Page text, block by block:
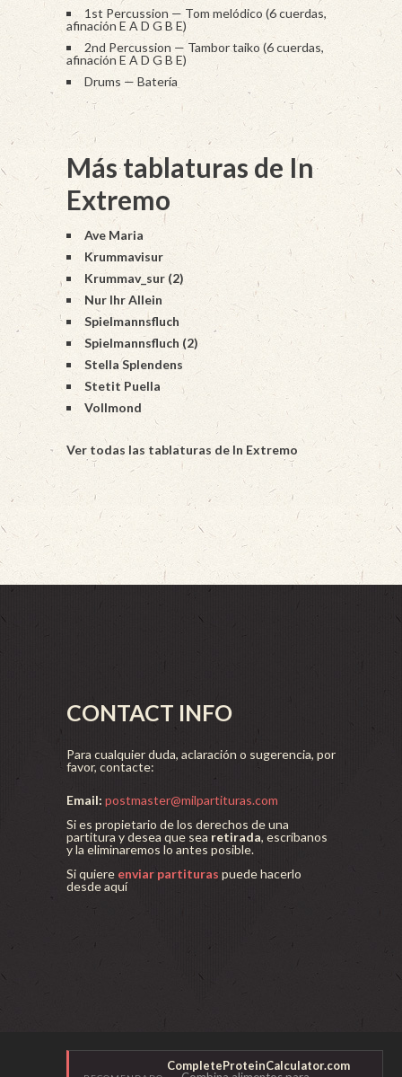
1st Percussion — Tom melódico (6 cuerdas,
afinación E A D G B E)
2nd Percussion — Tambor taiko (6 cuerdas,
afinación E A D G B E)
Drums — Batería
Más tablaturas de In
Extremo
Ave Maria
Krummavisur
Krummav_sur (2)
Nur Ihr Allein
Spielmannsfluch
Spielmannsfluch (2)
Stella Splendens
Stetit Puella
Vollmond
Ver todas las tablaturas de In Extremo
CONTACT INFO
Para cualquier duda, aclaración o sugerencia, por
favor, contacte:
Email: postmaster@milpartituras.com
Si es propietario de los derechos de una
partitura y desea que sea retirada, escríbanos
y la eliminaremos lo antes posible.
Si quiere enviar partituras puede hacerlo
desde aquí
CompleteProteinCalculator.com